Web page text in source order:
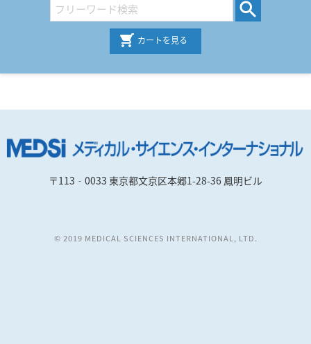
カートを見る
〒113‐0033 東京都文京区本郷1-28-36 鳳明ビル
© 2019 MEDICAL SCIENCES INTERNATIONAL, LTD.